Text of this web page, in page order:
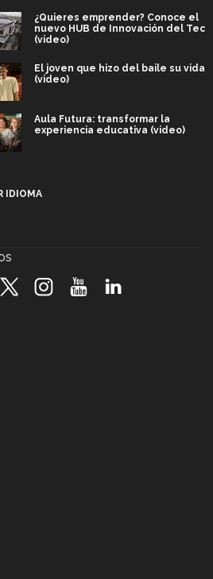
¿Quieres emprender? Conoce el
nuevo HUB de Innovación del Tec
(video)
El joven que hizo del baile su vida
(video)
Aula Futura: transformar la
experiencia educativa (video)
robótica FIRST 2026! (video)
IDIOMA